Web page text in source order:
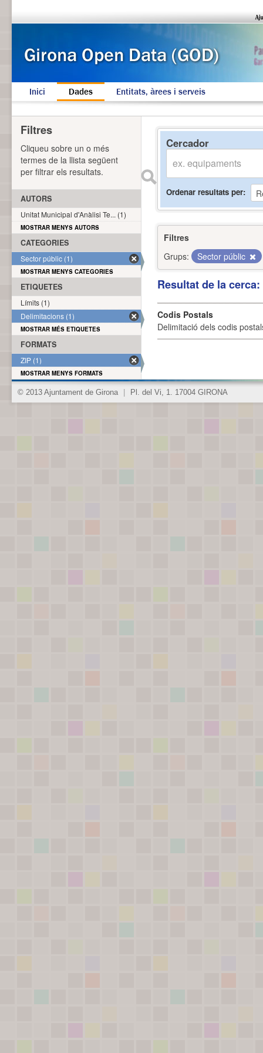
Inici Dades Entitats, àrees i serveis
Cercador
Ordenar resultats per
Filtres
Grups:
Sector públic
Resultat de la
Codis Postals
Delimitació dels codis
Filtres
Cliqueu sobre un o més
termes de la llista següent
per filtrar els resultats.
AUTORS
Unitat Municipal d'Anàlisi Te... (1)
MOSTRAR MENYS AUTORS
CATEGORIES
Sector públic (1)
MOSTRAR MENYS CATEGORIES
ETIQUETES
Límits (1)
Delimitacions (1)
MOSTRAR MÉS ETIQUETES
FORMATS
ZIP (1)
MOSTRAR MENYS FORMATS
© 2013 Ajuntament de Girona Pl. del Vi, 1. 17004 GIRONA